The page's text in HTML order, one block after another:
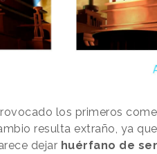
los primeros
resulta extraño, ya
dejar huérfano de